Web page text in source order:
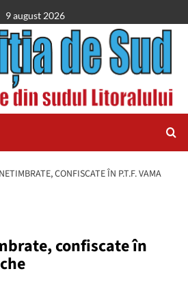
9 august 2026
CONFISCATE ÎN P.T.F. VAMA
confiscate în